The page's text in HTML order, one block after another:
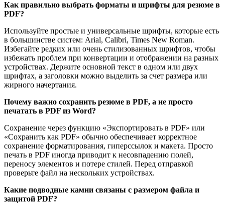
Как правильно выбрать форматы и шрифты для резюме в
PDF?
Используйте простые и универсальные шрифты, которые есть
в большинстве систем: Arial, Calibri, Times New Roman.
Избегайте редких или очень стилизованных шрифтов, чтобы
избежать проблем при конвертации и отображении на разных
устройствах. Держите основной текст в одном или двух
шрифтах, а заголовки можно выделить за счет размера или
жирного начертания.
Почему важно сохранить резюме в PDF, а не просто
печатать в PDF из Word?
Сохранение через функцию «Экспортировать в PDF» или
«Сохранить как PDF» обычно обеспечивает корректное
сохранение форматирования, гиперссылок и макета. Просто
печать в PDF иногда приводит к несовпадению полей,
переносу элементов и потере стилей. Перед отправкой
проверьте файл на нескольких устройствах.
Какие подводные камни связаны с размером файла и
защитой PDF?